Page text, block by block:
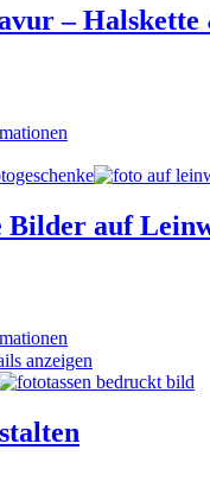
–
auf
anzeigen